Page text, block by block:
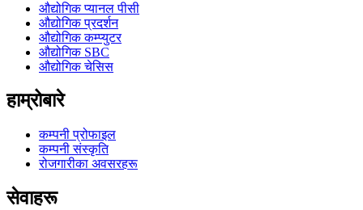
औद्योगिक प्यानल पीसी
औद्योगिक प्रदर्शन
औद्योगिक कम्प्युटर
औद्योगिक SBC
औद्योगिक चेसिस
हाम्रोबारे
कम्पनी प्रोफाइल
कम्पनी संस्कृति
रोजगारीका अवसरहरू
सेवाहरू